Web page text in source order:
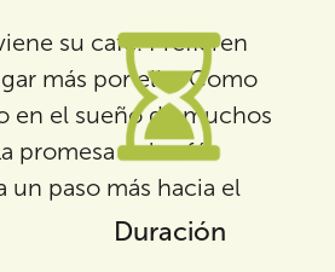
su café. Prefieren
más por ello. Como
en el sueño de muchos
promesa del café
paso más hacia el
Duración